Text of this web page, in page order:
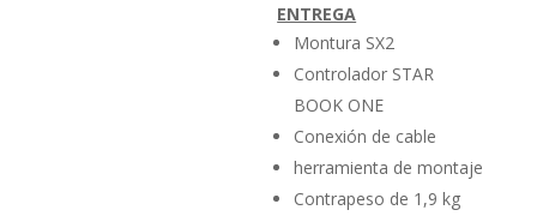
ENTREGA
Montura SX2
Controlador STAR
BOOK ONE
Conexión de cable
herramienta de montaje
Contrapeso de 1,9 kg